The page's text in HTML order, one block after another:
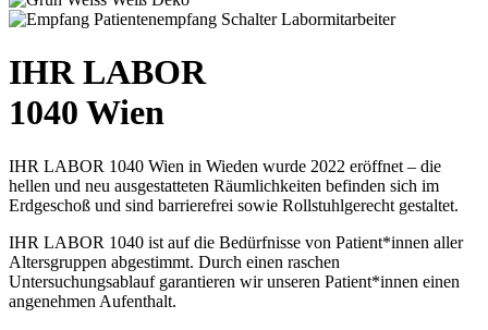
IHR LABOR
1040 Wien
IHR LABOR 1040 Wien in Wieden wurde 2022 eröffnet – die
hellen und neu ausgestatteten Räumlichkeiten befinden sich im
Erdgeschoß und sind barrierefrei sowie Rollstuhlgerecht gestaltet.
IHR LABOR 1040 ist auf die Bedürfnisse von Patient*innen aller
Altersgruppen abgestimmt. Durch einen raschen
Untersuchungsablauf garantieren wir unseren Patient*innen einen
angenehmen Aufenthalt.